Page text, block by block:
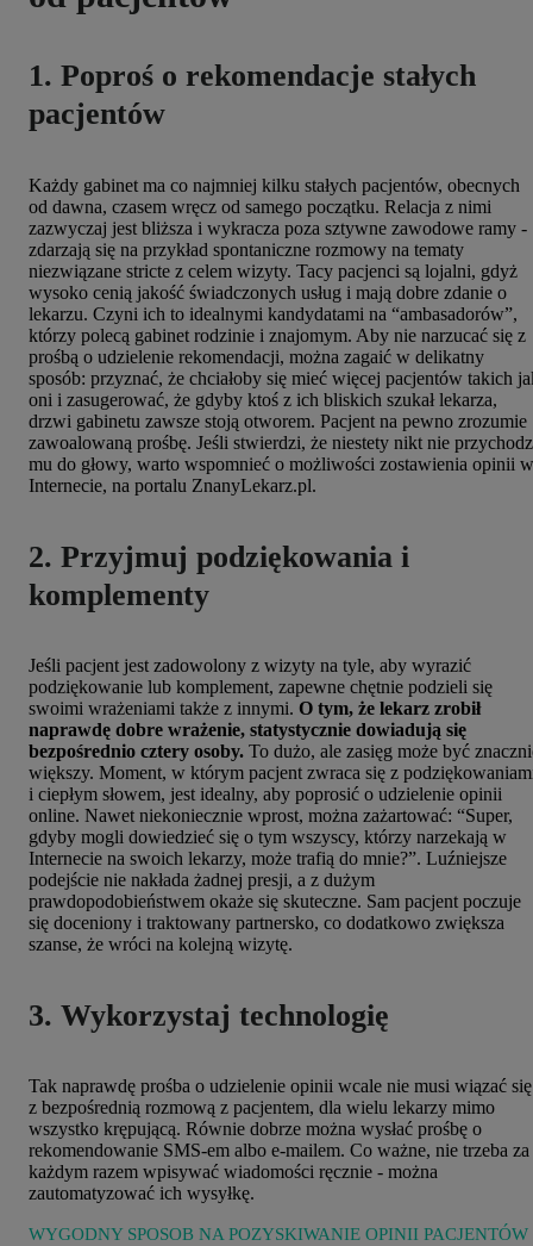
1. Poproś o rekomendacje stałych
pacjentów
Każdy gabinet ma co najmniej kilku stałych pacjentów, obecnych
od dawna, czasem wręcz od samego początku. Relacja z nimi
zazwyczaj jest bliższa i wykracza poza sztywne zawodowe ramy -
zdarzają się na przykład spontaniczne rozmowy na tematy
niezwiązane stricte z celem wizyty. Tacy pacjenci są lojalni, gdyż
wysoko cenią jakość świadczonych usług i mają dobre zdanie o
lekarzu. Czyni ich to idealnymi kandydatami na “ambasadorów”,
którzy polecą gabinet rodzinie i znajomym. Aby nie narzucać się z
prośbą o udzielenie rekomendacji, można zagaić w delikatny
sposób: przyznać, że chciałoby się mieć więcej pacjentów takich
oni i zasugerować, że gdyby ktoś z ich bliskich szukał lekarza,
drzwi gabinetu zawsze stoją otworem. Pacjent na pewno zrozumie
zawoalowaną prośbę. Jeśli stwierdzi, że niestety nikt nie
mu do głowy, warto wspomnieć o możliwości zostawienia opinii w
Internecie, na portalu ZnanyLekarz.pl.
2. Przyjmuj podziękowania i
komplementy
Jeśli pacjent jest zadowolony z wizyty na tyle, aby wyrazić
podziękowanie lub komplement, zapewne chętnie podzieli się
swoimi wrażeniami także z innymi. O tym, że lekarz zrobił
naprawdę dobre wrażenie, statystycznie dowiadują się
bezpośrednio cztery osoby. To dużo, ale zasięg może być
większy. Moment, w którym pacjent zwraca się z
i ciepłym słowem, jest idealny, aby poprosić o udzielenie opinii
online. Nawet niekoniecznie wprost, można zażartować: “Super,
gdyby mogli dowiedzieć się o tym wszyscy, którzy narzekają w
Internecie na swoich lekarzy, może trafią do mnie?”. Luźniejsze
podejście nie nakłada żadnej presji, a z dużym
prawdopodobieństwem okaże się skuteczne. Sam pacjent poczuje
się doceniony i traktowany partnersko, co dodatkowo zwiększa
szanse, że wróci na kolejną wizytę.
3. Wykorzystaj technologię
Tak naprawdę prośba o udzielenie opinii wcale nie musi wiązać się
z bezpośrednią rozmową z pacjentem, dla wielu lekarzy mimo
wszystko krępującą. Równie dobrze można wysłać prośbę o
rekomendowanie SMS-em albo e-mailem. Co ważne, nie trzeba za
każdym razem wpisywać wiadomości ręcznie - można
zautomatyzować ich wysyłkę.
WYGODNY SPOSOB NA POZYSKIWANIE OPINII PACJENTÓW